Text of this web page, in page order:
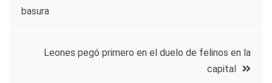
entradas
basura
Leones pegó primero en el duelo de felinos en la
capital